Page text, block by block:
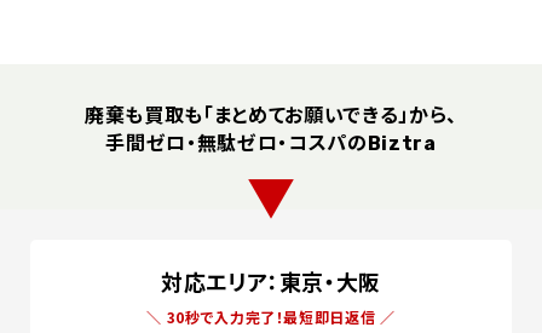
廃棄も買取も「まとめてお願いできる」から、
手間ゼロ・無駄ゼロ・コスパのBiztra
▼
対応エリア：東京・大阪
＼ 30秒で入力完了！最短即日返信 ／